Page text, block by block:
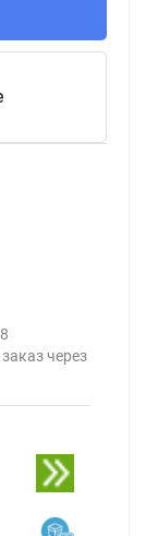
через